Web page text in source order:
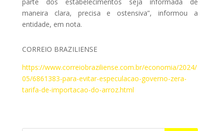
maneira clara, precisa e ostensiva”, informou a
entidade, em nota.
CORREIO BRAZILIENSE
https://www.correiobraziliense.com.br/economia/2024/
05/6861383-para-evitar-especulacao-governo-zera-
tarifa-de-importacao-do-arroz.html